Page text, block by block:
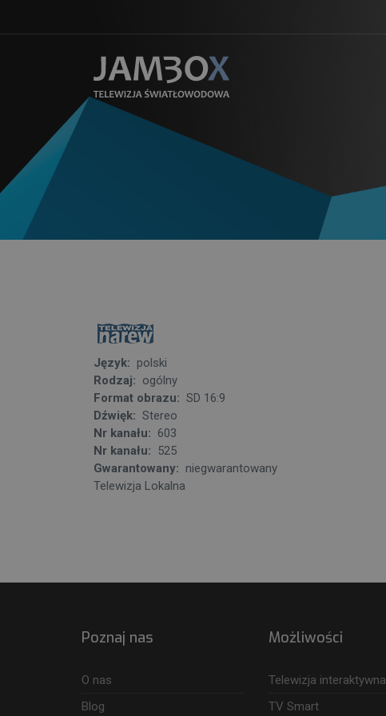
Język: polski
Rodzaj: ogólny
Format obrazu: SD 16:9
Dźwięk: Stereo
Nr kanału: 603
Nr kanału: 525
Gwarantowany: niegwarantowany
Telewizja Lokalna
Poznaj nas
O nas
Blog
Możliwości
Telewizja interaktywna
TV Smart